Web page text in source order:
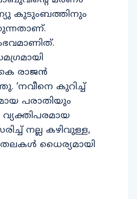
കുടുംബത്തിനും
രാജന്‍
‘നവീനെ കുറിച്ച്
പരാതിയും
വ്യക്തിപരമായ
നല്ല കഴിവുള്ള,
ധൈര്യമായി